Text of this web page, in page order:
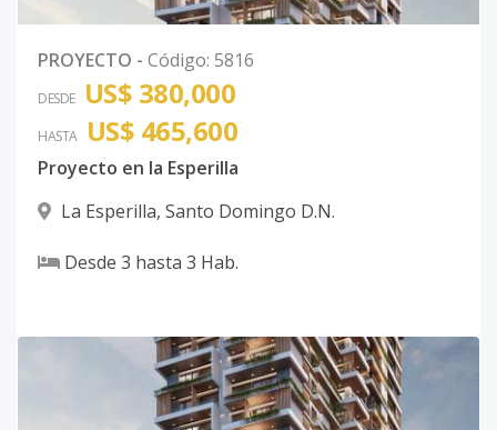
PROYECTO - Código: 5816
DESDE US$ 380,000
HASTA US$ 465,600
Proyecto en la Esperilla
La Esperilla, Santo Domingo D.N.
Desde 3 hasta 3 Hab.